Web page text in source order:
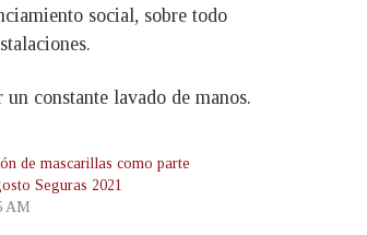
social, sobre todo
constante lavado de manos.
de mascarillas como parte
Seguras 2021
AM